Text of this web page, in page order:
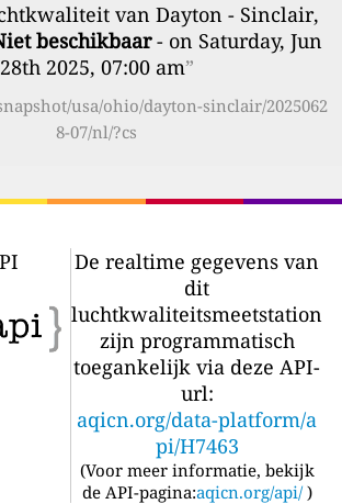
van Dayton - Sinclair,
beschikbaar- on Saturday, Jun
28th 2025, 07:00 am”
usa/ohio/dayton-sinclair/2025062
8-07/nl/?cs
De realtime gegevens van
dit
luchtkwaliteitsmeetstation
zijn programmatisch
toegankelijk via deze API-
url:
aqicn.org/data-platform/a
pi/H7463
(Voor meer informatie, bekijk
de API-pagina:aqicn.org/api/ )